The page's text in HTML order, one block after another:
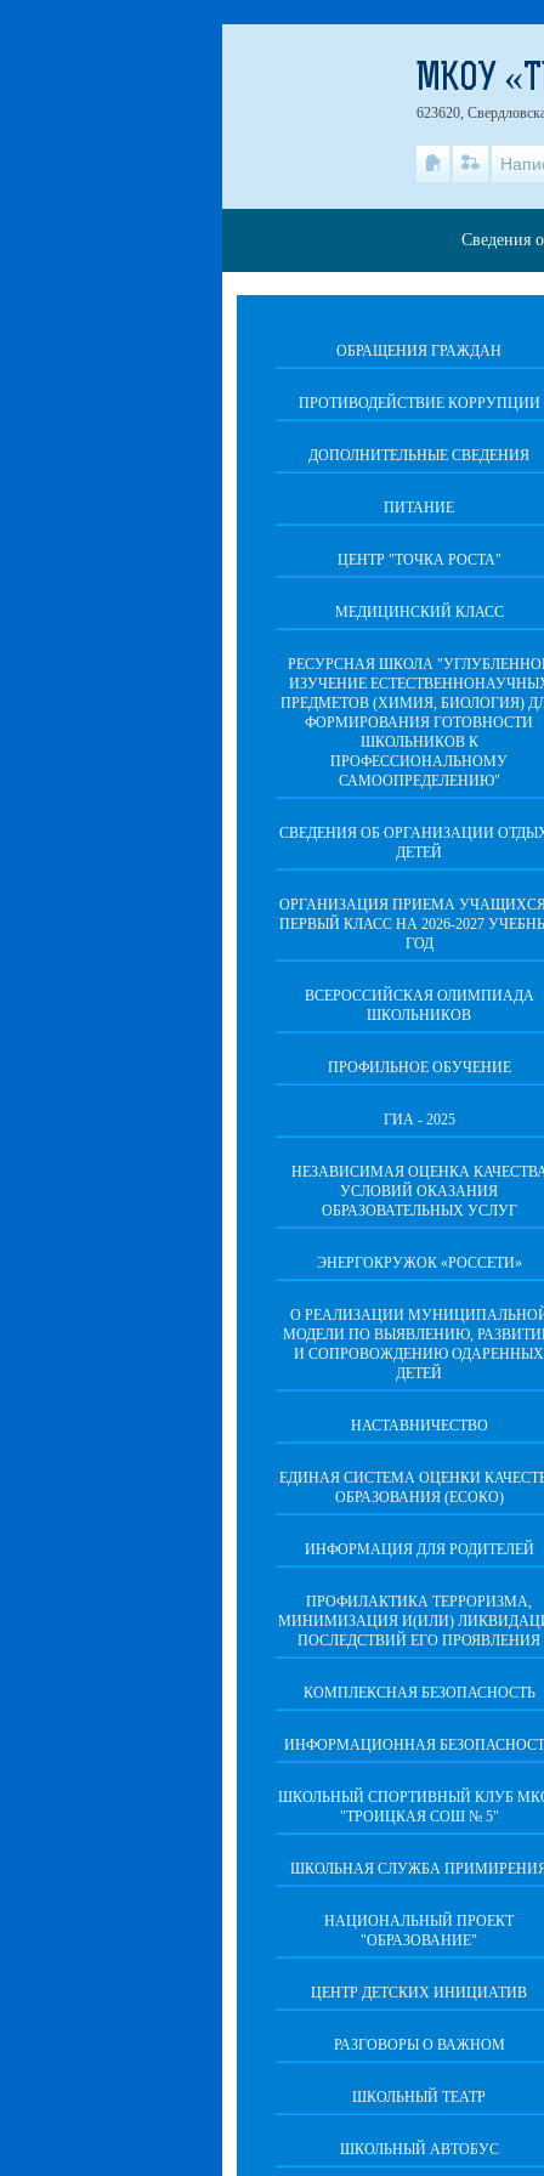
ОБРАЩЕНИЯ ГРАЖДАН
ПРОТИВОДЕЙСТВИЕ КОРРУПЦИИ
ДОПОЛНИТЕЛЬНЫЕ СВЕДЕНИЯ
ПИТАНИЕ
ЦЕНТР "ТОЧКА РОСТА"
МЕДИЦИНСКИЙ КЛАСС
РЕСУРСНАЯ ШКОЛА
ИЗУЧЕНИЕ
ПРЕДМЕТОВ (ХИМИЯ, БИОЛОГИЯ)
ФОРМИРОВАНИЯ ГОТОВНОСТИ
ШКОЛЬНИКОВ К
ПРОФЕССИОНАЛЬНОМУ
САМООПРЕДЕЛЕНИЮ"
СВЕДЕНИЯ ОБ ОРГАНИЗАЦИИ
ДЕТЕЙ
ОРГАНИЗАЦИЯ ПРИЕМА
ПЕРВЫЙ КЛАСС НА 2026-2027
ГОД
ВСЕРОССИЙСКАЯ ОЛИМПИАДА
ШКОЛЬНИКОВ
ПРОФИЛЬНОЕ ОБУЧЕНИЕ
ГИА - 2025
НЕЗАВИСИМАЯ ОЦЕНКА
УСЛОВИЙ ОКАЗАНИЯ
ОБРАЗОВАТЕЛЬНЫХ УСЛУГ
ЭНЕРГОКРУЖОК «РОССЕТИ»
О РЕАЛИЗАЦИИ
МОДЕЛИ ПО ВЫЯВЛЕНИЮ,
И СОПРОВОЖДЕНИЮ ОДАРЕННЫХ
ДЕТЕЙ
НАСТАВНИЧЕСТВО
ЕДИНАЯ СИСТЕМА ОЦЕНКИ
ОБРАЗОВАНИЯ (ЕСОКО)
ИНФОРМАЦИЯ ДЛЯ РОДИТЕЛЕЙ
ПРОФИЛАКТИКА ТЕРРОРИЗМА,
МИНИМИЗАЦИЯ И(ИЛИ)
ПОСЛЕДСТВИЙ ЕГО ПРОЯВЛЕНИЯ
КОМПЛЕКСНАЯ БЕЗОПАСНОСТЬ
ИНФОРМАЦИОННАЯ
ШКОЛЬНЫЙ СПОРТИВНЫЙ КЛУБ
"ТРОИЦКАЯ СОШ № 5"
ШКОЛЬНАЯ СЛУЖБА
НАЦИОНАЛЬНЫЙ ПРОЕКТ
"ОБРАЗОВАНИЕ"
ЦЕНТР ДЕТСКИХ ИНИЦИАТИВ
РАЗГОВОРЫ О ВАЖНОМ
ШКОЛЬНЫЙ ТЕАТР
ШКОЛЬНЫЙ АВТОБУС
МКОУ
623620,
Сведения